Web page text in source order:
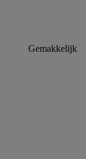
Gemakkelijk